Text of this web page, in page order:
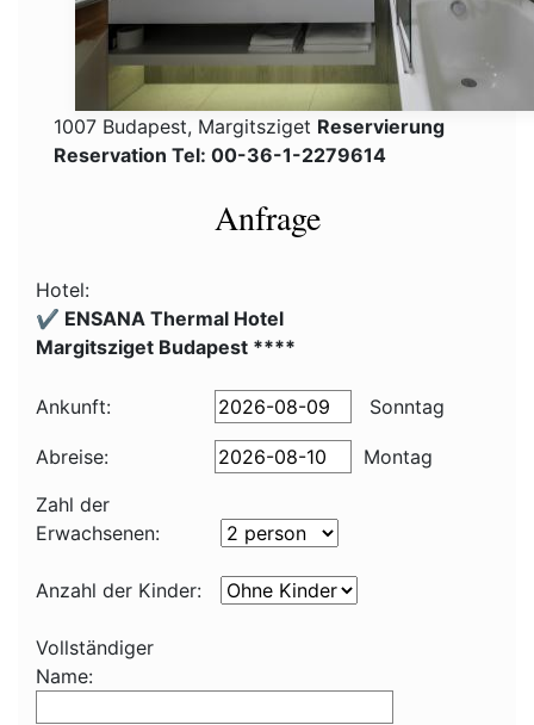
1007 Budapest, Margitsziget Reservierung
Reservation Tel: 00-36-1-2279614
Anfrage
Hotel:
✔️ ENSANA Thermal Hotel
Margitsziget Budapest ****
Ankunft: Sonntag
Abreise:
Montag
Zahl der
Erwachsenen:
Anzahl der Kinder:
Vollständiger
Name: